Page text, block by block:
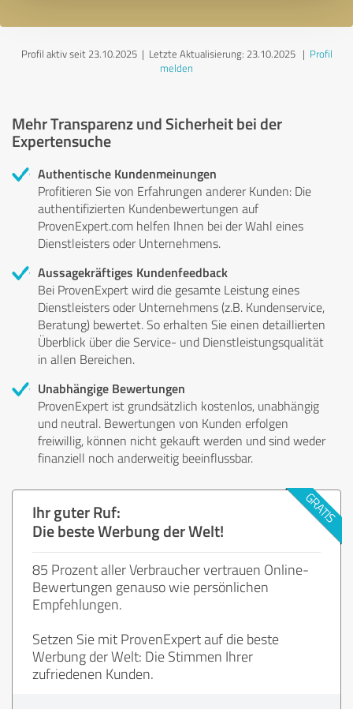
Profil aktiv seit 23.10.2025 | Letzte Aktualisierung: 23.10.2025| Profil
melden
Mehr Transparenz und Sicherheit bei der
Expertensuche
Authentische Kundenmeinungen
Profitieren Sie von Erfahrungen anderer Kunden: Die
authentifizierten Kundenbewertungen auf
ProvenExpert.com helfen Ihnen bei der Wahl eines
Dienstleisters oder Unternehmens.
Aussagekräftiges Kundenfeedback
Bei ProvenExpert wird die gesamte Leistung eines
Dienstleisters oder Unternehmens (z.B. Kundenservice,
Beratung) bewertet. So erhalten Sie einen detaillierten
Überblick über die Service- und Dienstleistungsqualität
in allen Bereichen.
Unabhängige Bewertungen
ProvenExpert ist grundsätzlich kostenlos, unabhängig
und neutral. Bewertungen von Kunden erfolgen
freiwillig, können nicht gekauft werden und sind weder
finanziell noch anderweitig beeinflussbar.
Ihr guter Ruf:
Die beste Werbung der Welt!
85 Prozent aller Verbraucher vertrauen Online-
Bewertungen genauso wie persönlichen
Empfehlungen.
Setzen Sie mit ProvenExpert auf die beste
Werbung der Welt: Die Stimmen Ihrer
zufriedenen Kunden.